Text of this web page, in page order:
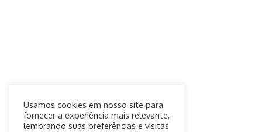
Usamos cookies em nosso site para
fornecer a experiência mais relevante,
lembrando suas preferências e visitas